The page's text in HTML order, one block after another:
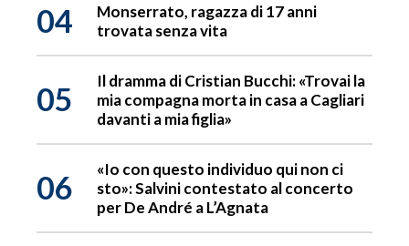
04
Monserrato, ragazza di 17 anni
trovata senza vita
05
Il dramma di Cristian Bucchi: «Trovai la
mia compagna morta in casa a Cagliari
davanti a mia figlia»
06
«Io con questo individuo qui non ci
sto»: Salvini contestato al concerto
per De André a L’Agnata